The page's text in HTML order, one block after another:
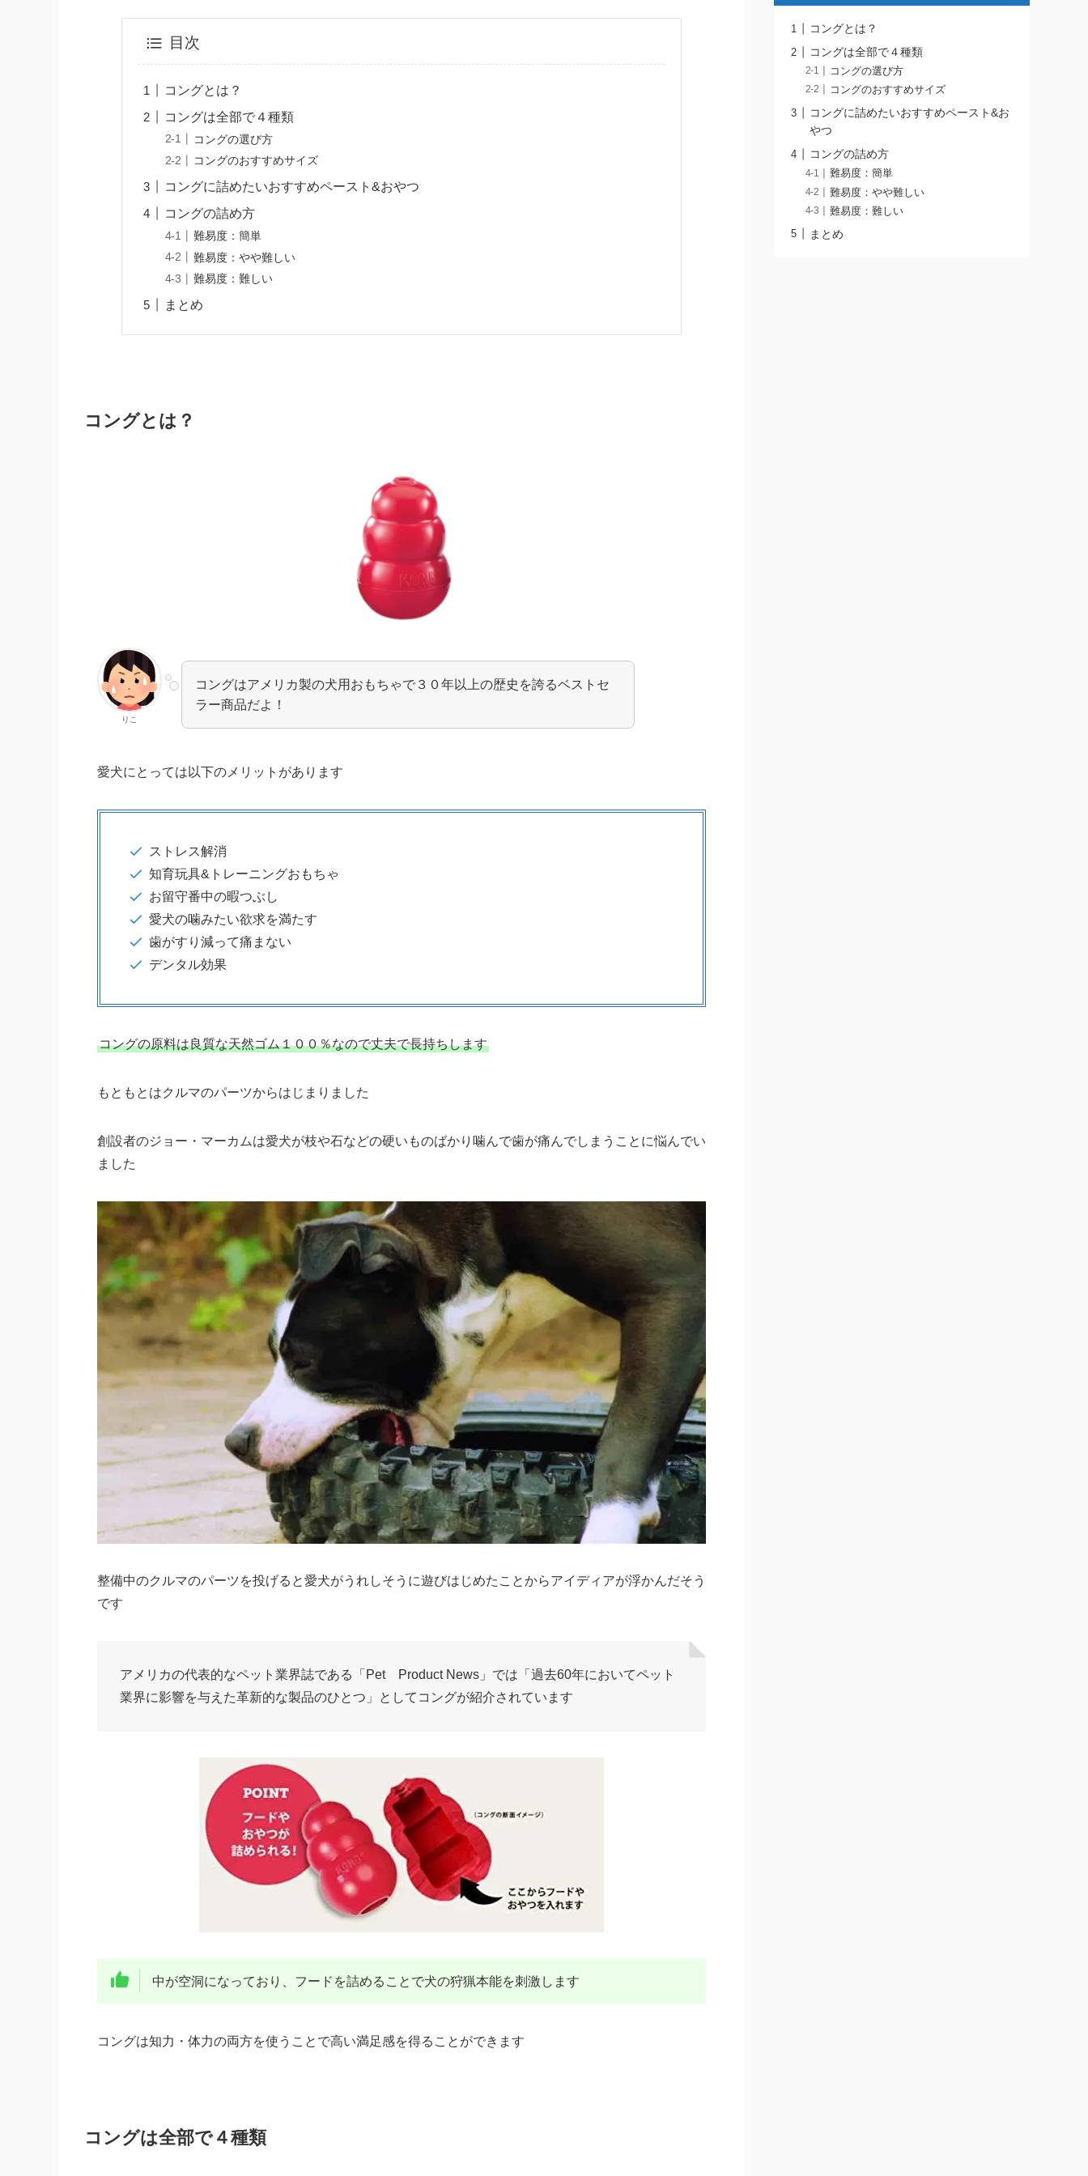
目次
コングとは？
コングは全部で４種類
コングの選び方
コングのおすすめサイズ
コングに詰めたいおすすめペースト&おやつ
コングの詰め方
難易度：簡単
難易度：やや難しい
難易度：難しい
まとめ
コングとは？
りこ
コングはアメリカ製の犬用おもちゃで３０年以上の歴史を誇るベストセ
ラー商品だよ！
愛犬にとっては以下のメリットがあります
ストレス解消
知育玩具&トレーニングおもちゃ
お留守番中の暇つぶし
愛犬の噛みたい欲求を満たす
歯がすり減って痛まない
デンタル効果
コングの原料は良質な天然ゴム１００％なので丈夫で長持ちします
もともとはクルマのパーツからはじまりました
創設者のジョー・マーカムは愛犬が枝や石などの硬いものばかり噛んで歯が痛んでしまうことに悩んでい
ました
整備中のクルマのパーツを投げると愛犬がうれしそうに遊びはじめたことからアイディアが浮かんだそう
です
アメリカの代表的なペット業界誌である「Pet Product News」では「過去60年においてペット
業界に影響を与えた革新的な製品のひとつ」としてコングが紹介されています
中が空洞になっており、フードを詰めることで犬の狩猟本能を刺激します
コングは知力・体力の両方を使うことで高い満足感を得ることができます
コングは全部で４種類
コングとは？
コングは全部で４種類
コングの選び方
コングのおすすめサイズ
コングに詰めたいおすすめペースト&お
やつ
コングの詰め方
難易度：簡単
難易度：やや難しい
難易度：難しい
まとめ